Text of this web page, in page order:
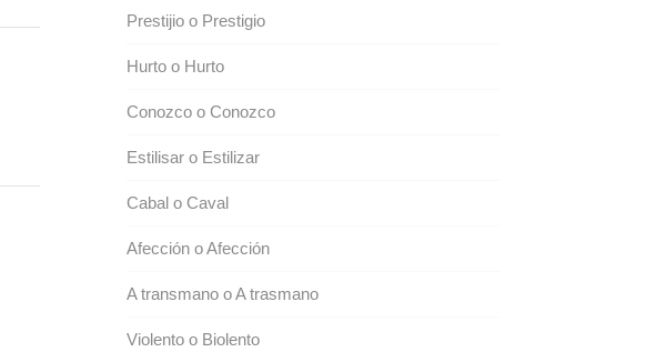
Prestijio o Prestigio
Hurto o Hurto
Conozco o Conozco
Estilisar o Estilizar
Cabal o Caval
Afección o Afección
A transmano o A trasmano
Violento o Biolento